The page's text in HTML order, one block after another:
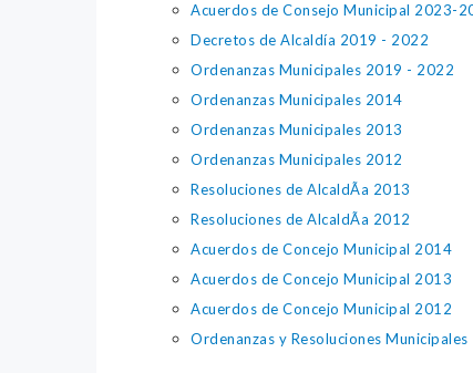
Acuerdos de Consejo Municipal 2023-
Decretos de Alcaldía 2019 - 2022
Ordenanzas Municipales 2019 - 2022
Ordenanzas Municipales 2014
Ordenanzas Municipales 2013
Ordenanzas Municipales 2012
Resoluciones de AlcaldÃ­a 2013
Resoluciones de AlcaldÃ­a 2012
Acuerdos de Concejo Municipal 2014
Acuerdos de Concejo Municipal 2013
Acuerdos de Concejo Municipal 2012
Ordenanzas y Resoluciones Municipales